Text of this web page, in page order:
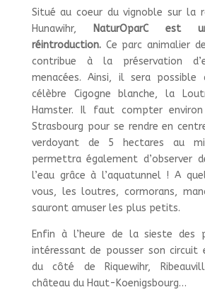
Situé au coeur du vignoble sur la
Hunawihr,
NaturOparC est
réintroduction.Ce parc animalier
contribue à la préservation
menacées. Ainsi, il sera possible
célèbre Cigogne blanche, la
Hamster. Il faut compter
Strasbourg pour se rendre en
verdoyant de 5 hectares au
permettra également d’observer
l’eau grâce à l’aquatunnel ! A
vous, les loutres, cormorans,
sauront amuser les plus petits.
Enfin à l’heure de la sieste des
intéressant de pousser son circuit
du côté de Riquewihr,
château du Haut-Koenigsbourg…